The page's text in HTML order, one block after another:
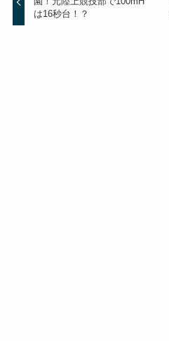
は16秒台！？